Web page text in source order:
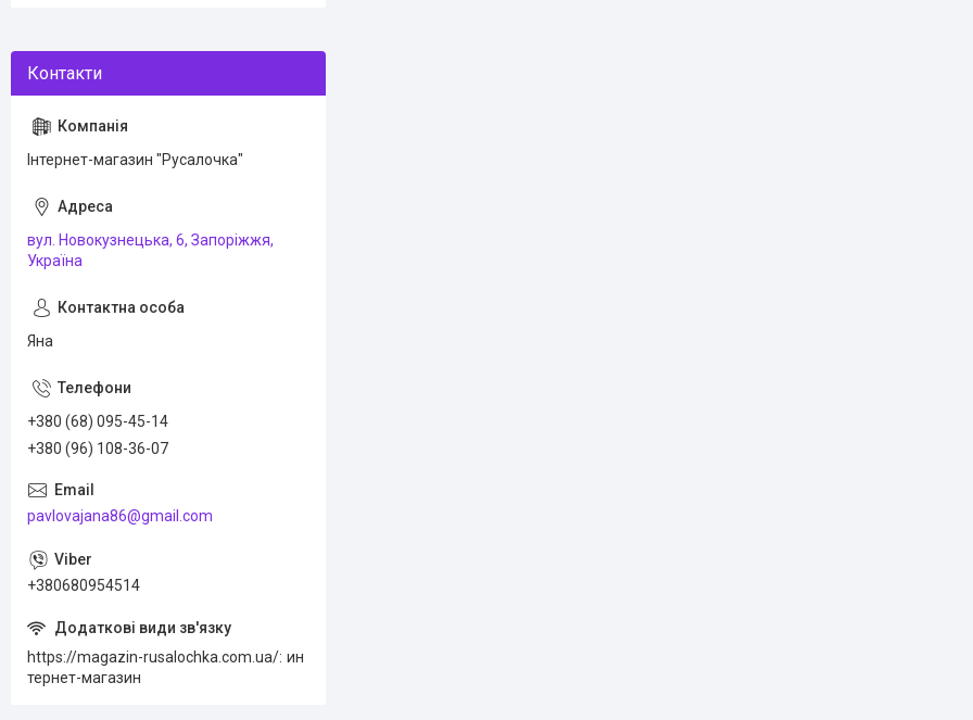
Інтернет-магазин "Русалочка"
вул. Новокузнецька, 6, Запоріжжя,
Україна
Яна
+380 (68) 095-45-14
+380 (96) 108-36-07
pavlovajana86@gmail.com
+380680954514
https://magazin-rusalochka.com.ua/ ин
тернет-магазин